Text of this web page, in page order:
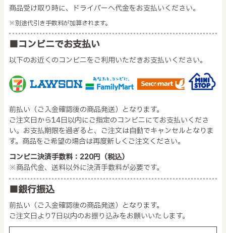
商品受け取り時に、ドライバーへ代金をお支払いください。
※別途代引き手数料が加算されます。
■コンビニでお支払い
以下のお近くのコンビニをご利用いただきお支払いください。
前払い（ご入金確認後の商品発送）となります。
ご注文日から14日以内にご指定のコンビニにてお支払いくださ
い。お支払期限を過ぎると、ご注文は自動でキャンセルとなりま
す。商品をご希望の場合は再度新しくご注文ください。
コンビニ決済手数料：220円（税込）
※商品代金、送料以外に決済手数料が必要です。
■銀行振込
前払い（ご入金確認後の商品発送）となります。
ご注文日より7日以内のお振り込みをお願いいたします。